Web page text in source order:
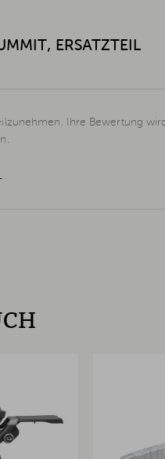
ERSATZTEIL
Ihre Bewertung